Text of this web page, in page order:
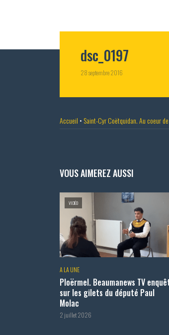
dsc_0197
28 septembre 2016
Accueil • Saint-Cyr Coëtquidan. Au coeur
VOUS AIMEREZ AUSSI
VIDÉO
A LA UNE
Ploërmel. Beaumanews TV
sur les gilets du député Paul
Molac
2 juillet 2026